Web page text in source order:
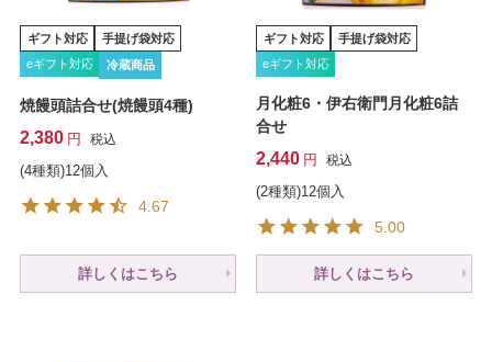
ギフト対応
手提げ袋対応
eギフト対応
冷蔵商品
焼饅頭詰合せ(焼饅頭4種)
2,380 税込
(4種類)12個入
4.67
詳しくはこちら
ギフト対応
手提げ袋対応
eギフト対応
月化粧6・伊右衛門月化粧6詰
合せ
2,440 税込
(2種類)12個入
5.00
詳しくはこちら